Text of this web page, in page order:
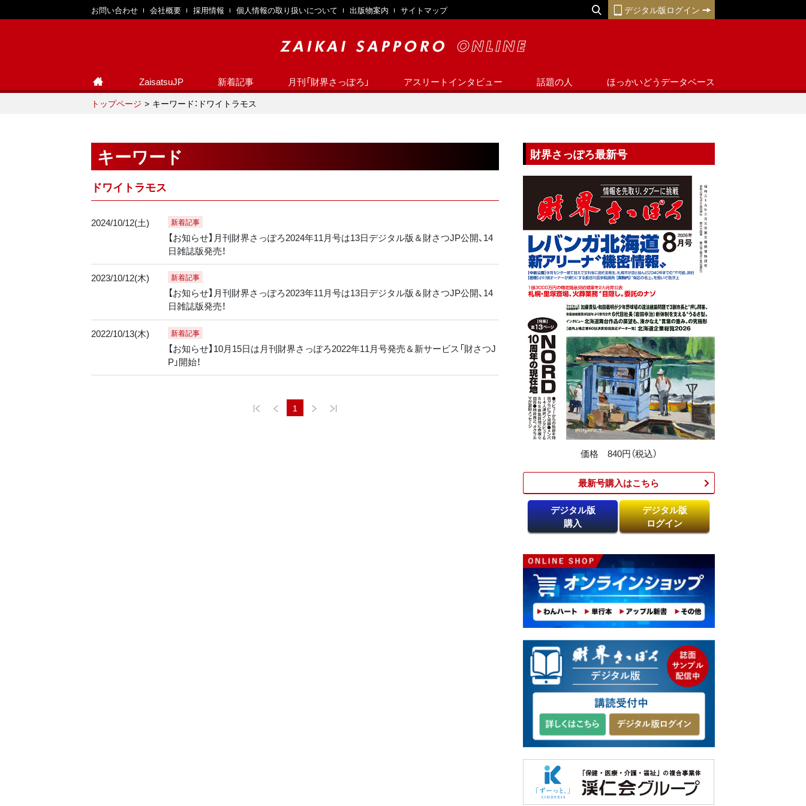
お問い合わせ 会社概要 採用情報 個人情報の取り扱いについて 出版物案内 サイトマップ デジタル版ログイン
ZaisatsuJP 新着記事 月刊「財界さっぽろ」 アスリートインタビュー 話題の人 ほっかいどうデータベース
トップページ キーワード：ドワイトラモス
キーワード
ドワイトラモス
2024/10/12(土) 新着記事
【お知らせ】月刊財界さっぽろ2024年11月号は13日デジタル版＆財さつJP公開、14
日雑誌版発売！
2023/10/12(木) 新着記事
【お知らせ】月刊財界さっぽろ2023年11月号は13日デジタル版＆財さつJP公開、14
日雑誌版発売！
2022/10/13(木) 新着記事
【お知らせ】10月15日は月刊財界さっぽろ2022年11月号発売＆新サービス「財さつJ
P」開始！
1
財界さっぽろ最新号
価格 840円（税込）
最新号購入はこちら​
デジタル版
購入
デジタル版
ログイン